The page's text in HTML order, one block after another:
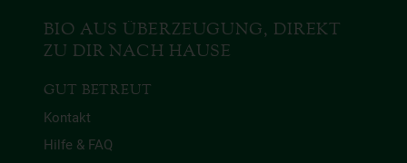
BIO AUS ÜBERZEUGUNG, DIREKT
ZU DIR NACH HAUSE
GUT BETREUT
Kontakt
Hilfe & FAQ